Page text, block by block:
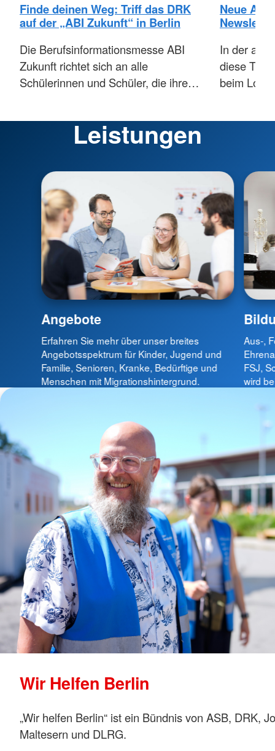
Finde deinen Weg: Triff das DRK
auf der „ABI Zukunft“ in Berlin
Die Berufsinformationsmesse ABI
Zukunft richtet sich an alle
Schülerinnen und Schüler, die ihre…
Neue
In der
diese
beim
Leistungen
Angebote
Erfahren Sie mehr über unser breites
Angebotsspektrum für Kinder, Jugend und
Familie, Senioren, Kranke, Bedürftige und
Menschen mit Migrationshintergrund.
Aus-,
FSJ,
wird
Wir Helfen Berlin
„Wir helfen Berlin“ ist ein Bündnis von ASB, DRK,
Maltesern und DLRG.